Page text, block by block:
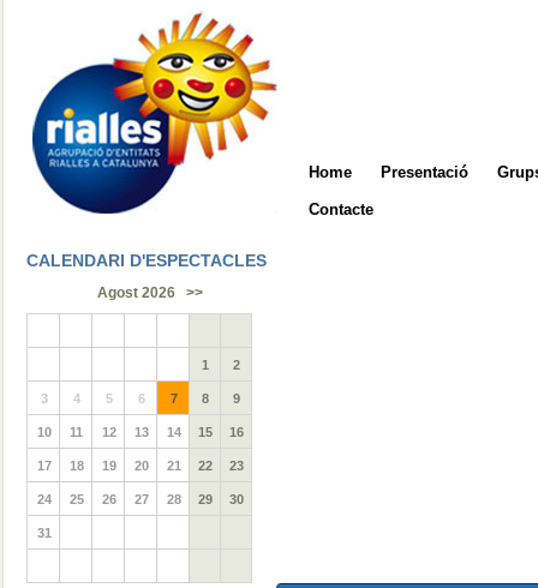
Home Presentació
Contacte
CALENDARI D'ESPECTACLES
Agost 2026 >>
1 2
3 4 5 6 7 8 9
10 11 12 13 14 15 16
17 18 19 20 21 22 23
24 25 26 27 28 29 30
31